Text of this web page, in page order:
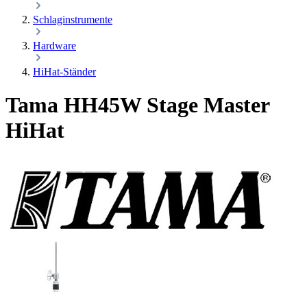
Schlaginstrumente
Hardware
HiHat-Ständer
Tama HH45W Stage Master
HiHat